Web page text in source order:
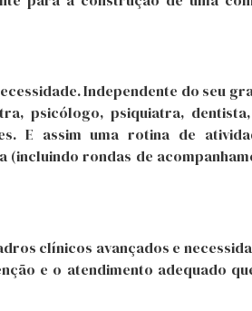
Independente do seu
psicólogo, psiquiatra,
E assim uma rotina de
rondas de
clínicos avançados e
e o atendimento adequado